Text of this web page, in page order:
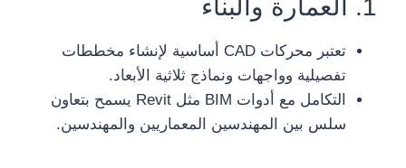
1. العمارة والبناء
تعتبر محركات CAD أساسية لإنشاء مخططات
تفصيلية وواجهات ونماذج ثلاثية الأبعاد.
التكامل مع أدوات BIM مثل Revit يسمح بتعاون
سلس بين المهندسين المعماريين والمهندسين.